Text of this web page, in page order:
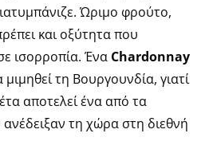
Ώριμο φρούτο,
και οξύτητα που
ισορροπία. Ένα Chardonnay
τη Βουργουνδία, γιατί
αποτελεί ένα από τα
τη χώρα στη διεθνή